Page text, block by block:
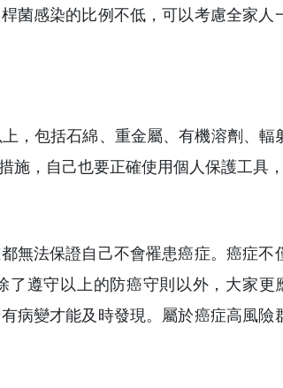
菌感染的比例不低，可以考慮全家
，包括石綿、重金屬、有機溶劑、
，自己也要正確使用個人保護工具
無法保證自己不會罹患癌症。癌症
遵守以上的防癌守則以外，大家
病變才能及時發現。屬於癌症高風險